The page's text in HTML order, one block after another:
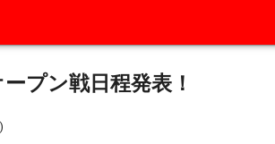
プン戦日程発表！